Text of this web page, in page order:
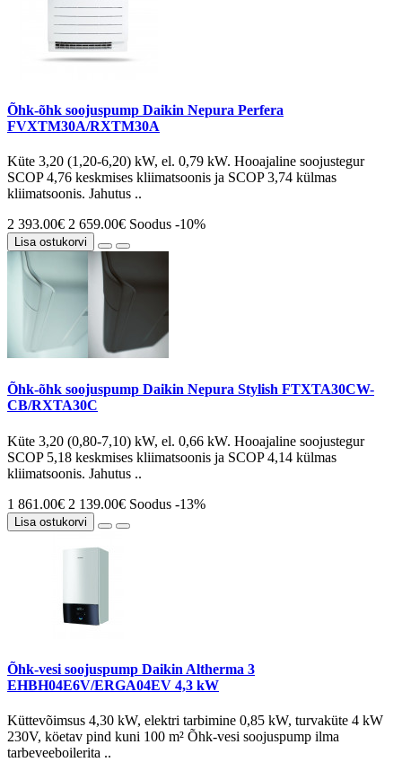
Õhk-õhk soojuspump Daikin Nepura Perfera
FVXTM30A/RXTM30A
Küte 3,20 (1,20-6,20) kW, el. 0,79 kW. Hooajaline soojustegur
SCOP 4,76 keskmises kliimatsoonis ja SCOP 3,74 külmas
kliimatsoonis. Jahutus ..
2 393.00€ 2 659.00€ Soodus -10%
Lisa ostukorvi
Õhk-õhk soojuspump Daikin Nepura Stylish FTXTA30CW-
CB/RXTA30C
Küte 3,20 (0,80-7,10) kW, el. 0,66 kW. Hooajaline soojustegur
SCOP 5,18 keskmises kliimatsoonis ja SCOP 4,14 külmas
kliimatsoonis. Jahutus ..
1 861.00€ 2 139.00€ Soodus -13%
Lisa ostukorvi
Õhk-vesi soojuspump Daikin Altherma 3
EHBH04E6V/ERGA04EV 4,3 kW
Küttevõimsus 4,30 kW, elektri tarbimine 0,85 kW, turvaküte 4 kW
230V, köetav pind kuni 100 m² Õhk-vesi soojuspump ilma
tarbeveeboilerita ..